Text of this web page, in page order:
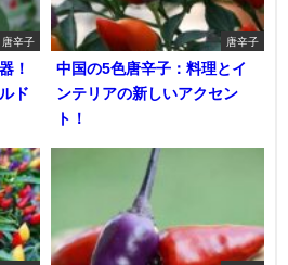
唐辛子
！
ド
唐辛子
中国の5色唐辛子：料理とイ
ンテリアの新しいアクセン
ト！